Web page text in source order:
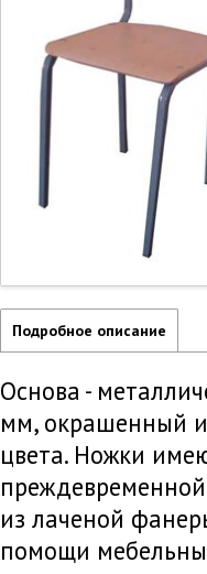
Подробное описание
Основа -
мм, окрашенный
цвета. Ножки
из лаченой
помощи